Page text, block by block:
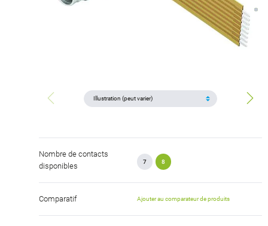
Nombre de contacts
disponibles
7 8
Comparatif Ajouter au comparateur de produits